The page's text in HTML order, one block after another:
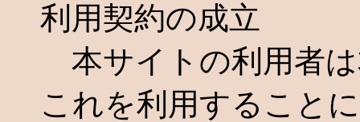
利用契約の成立
本サイトの利用者
これを利用すること